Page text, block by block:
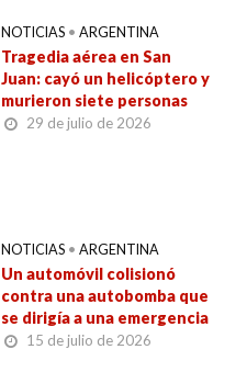
NOTICIAS • ARGENTINA
Tragedia aérea en San
Juan: cayó un helicóptero y
murieron siete personas
29 de julio de 2026
NOTICIAS • ARGENTINA
Un automóvil colisionó
contra una autobomba que
se dirigía a una emergencia
15 de julio de 2026